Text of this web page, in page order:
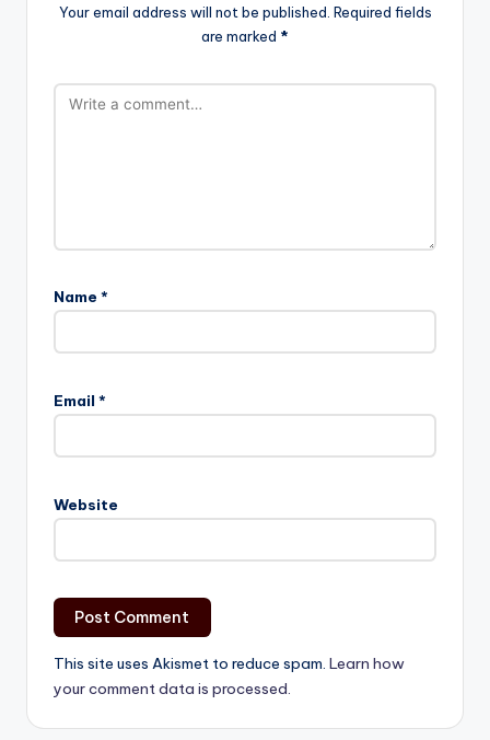
Your email address will not be published. Required fields
are marked *
Name *
Email *
Website
This site uses Akismet to reduce spam. Learn how
your comment data is processed.